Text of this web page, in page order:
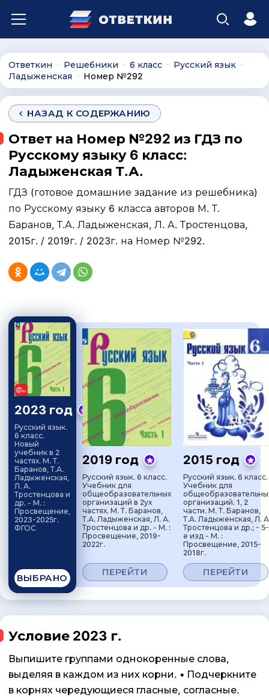
Ответкин ∙ Решебники ∙ 6 класс ∙ Русский язык ∙
Ладыженская ∙ Номер №292
НАЗАД К СОДЕРЖАНИЮ
Ответ на Номер №292 из ГДЗ по
Русскому языку 6 класс:
Ладыженская Т.А.
ГДЗ (готовое домашние задание из решебника)
по Русскому языку 6 класса авторов М. Т.
Баранов, Т.А. Ладыженская, Л. А. Тростенцова,
2015г. / 2019г. / 2023г. на Номер №292.
2023 год
Русский язык.
6 класс.
Новый
учебник в 2
частях. М. Т.
Баранов, Т.А.
Ладыженская,
Л. А.
Тростенцова и
др. - М. :
Просвещение,
2023-2025г.
ФГОС
ВЫБРАНО
2019 год
Русский язык. 6 класс.
Учебник для
общеобразовательных
организаций в 2ух
частях. М. Т. Баранов,
Т.А. Ладыженская, Л. А.
Тростенцова и др. - М. :
Просвещение, 2019-
2022г.
ПЕРЕЙТИ
2015 год
Русский язык. 6 класс.
Учебник для
организаций. 1, 2
части. М. Т. Баранов,
Т.А. Ладыженская, Л.
Тростенцова и др.; - 5-
е изд - М. :
Просвещение, 2015-
2018г.
ПЕРЕЙТИ
Условие 2023 г.
Выпишите группами однокоренные слова,
выделяя в каждом из них корни. • Подчеркните
в корнях чередующиеся гласные, согласные.